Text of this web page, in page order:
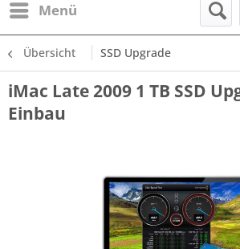
Menü
Übersicht SSD Upgrade
iMac Late 2009 1 TB SSD
Einbau